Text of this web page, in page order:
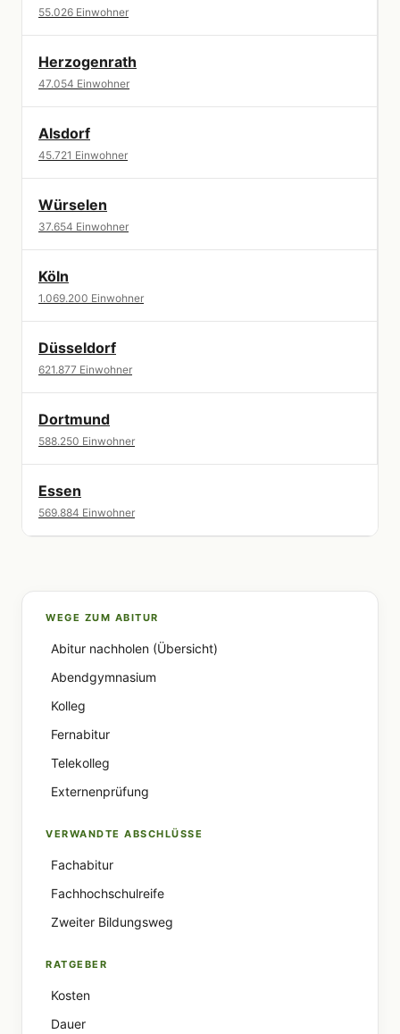
55.026 Einwohner
Herzogenrath
47.054 Einwohner
Alsdorf
45.721 Einwohner
Würselen
37.654 Einwohner
Köln
1.069.200 Einwohner
Düsseldorf
621.877 Einwohner
Dortmund
588.250 Einwohner
Essen
569.884 Einwohner
WEGE ZUM ABITUR
Abitur nachholen (Übersicht)
Abendgymnasium
Kolleg
Fernabitur
Telekolleg
Externenprüfung
VERWANDTE ABSCHLÜSSE
Fachabitur
Fachhochschulreife
Zweiter Bildungsweg
RATGEBER
Kosten
Dauer